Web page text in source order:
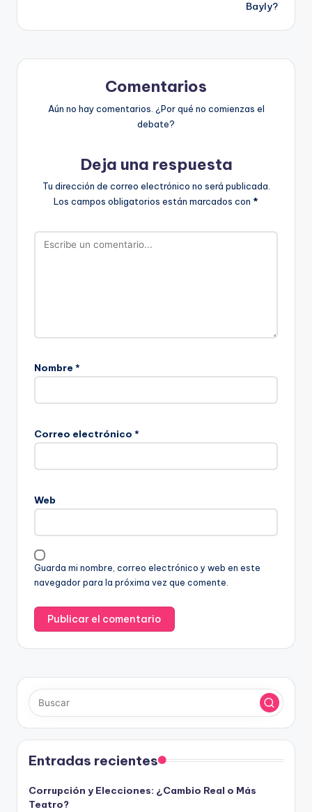
Bayly?
Comentarios
Aún no hay comentarios. ¿Por qué no comienzas el
debate?
Deja una respuesta
Tu dirección de correo electrónico no será publicada.
Los campos obligatorios están marcados con *
Nombre *
Correo electrónico *
Web
Guarda mi nombre, correo electrónico y web en este
navegador para la próxima vez que comente.
Entradas recientes
Corrupción y Elecciones: ¿Cambio Real o Más
Teatro?